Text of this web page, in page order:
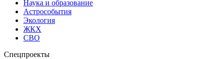
Наука и образование
Астрособытия
Экология
ЖКХ
СВО
Спецпроекты